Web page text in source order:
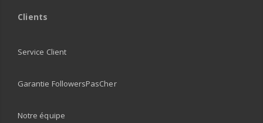
Clients
Service Client
Garantie FollowersPasCher
Notre équipe